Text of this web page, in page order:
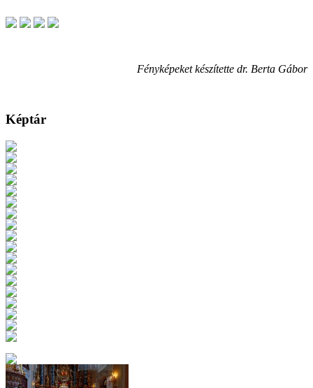
Fényképeket készítette dr. Berta Gábor
Képtár